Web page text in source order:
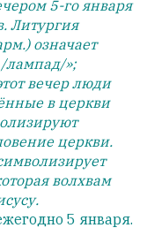
5-го января
Литургия
означает
/лампад/»;
вечер люди
в церкви
церкви.
волхвам
5 января.